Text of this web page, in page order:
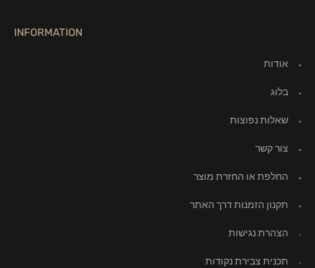
INFORMATION
אודות
בלוג
שאלות נפוצות
צור קשר
החלפת או החזרת מוצר
תקנון הזמנות דרך האתר
הצהרת נגישות
תכנית צבירת נקודות